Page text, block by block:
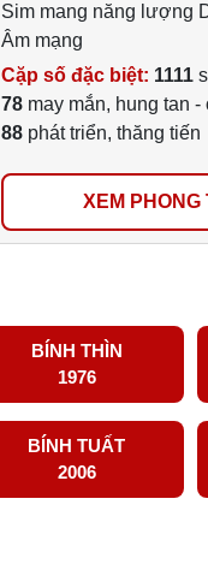
Sim mang năng lượng
Âm mạng
Cặp số đặc biệt: 1111
78may mắn, hung tan -
88phát triển, thăng tiến
BÍNH THÌN
1976
BÍNH TUẤT
2006